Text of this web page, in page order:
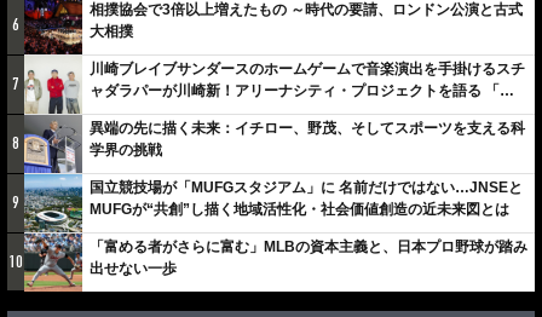
6
相撲協会で3倍以上増えたもの ～時代の要請、ロンドン公演と古式
大相撲
7
川崎ブレイブサンダースのホームゲームで音楽演出を手掛けるスチ
ャダラパーが川崎新！アリーナシティ・プロジェクトを語る 「楽
しみでしかないでしょ。川崎は、ずっと成長曲線だから」
8
異端の先に描く未来：イチロー、野茂、そしてスポーツを支える科
学界の挑戦
9
国立競技場が「MUFGスタジアム」に 名前だけではない…JNSEと
MUFGが“共創”し描く地域活性化・社会価値創造の近未来図とは
10
「富める者がさらに富む」MLBの資本主義と、日本プロ野球が踏み
出せない一歩